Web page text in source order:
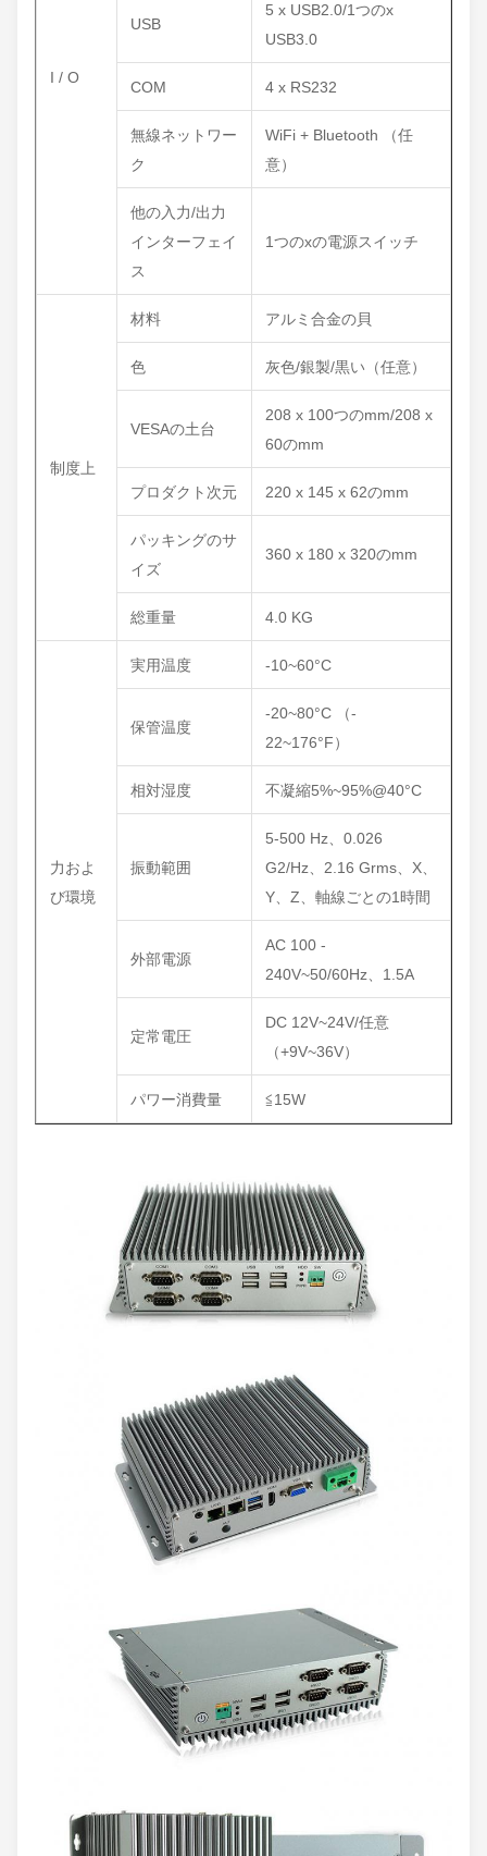
I / O
USB
5 x USB2.0/1つのx
USB3.0
COM 4 x RS232
無線ネットワー
ク
WiFi + Bluetooth （任
意）
他の入力/出力
インターフェイ
ス
1つのxの電源スイッチ
制度上
材料 アルミ合金の貝
色 灰色/銀製/黒い（任意）
VESAの土台
208 x 100つのmm/208 x
60のmm
プロダクト次元 220 x 145 x 62のmm
パッキングのサ
イズ
360 x 180 x 320のmm
総重量 4.0 KG
力およ
び環境
実用温度 -10~60°C
保管温度
-20~80°C （-
22~176°F）
相対湿度 不凝縮5%~95%@40°C
振動範囲
5-500 Hz、0.026
G2/Hz、2.16 Grms、X、
Y、Z、軸線ごとの1時間
外部電源
AC 100 -
240V~50/60Hz、1.5A
定常電圧
DC 12V~24V/任意
（+9V~36V）
パワー消費量 ≦15W